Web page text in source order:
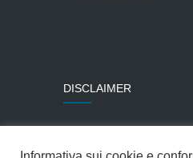
DISCLAIMER